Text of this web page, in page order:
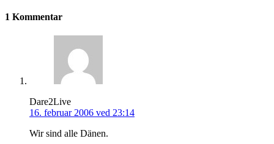
1 Kommentar
Dare2Live
16. februar 2006 ved 23:14
Wir sind alle Dänen.